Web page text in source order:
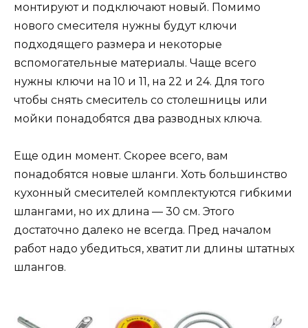
монтируют и подключают новый. Помимо
нового смесителя нужны будут ключи
подходящего размера и некоторые
вспомогательные материалы. Чаще всего
нужны ключи на 10 и 11, на 22 и 24. Для того
чтобы снять смеситель со столешницы или
мойки понадобятся два разводных ключа.
Еще один момент. Скорее всего, вам
понадобятся новые шланги. Хоть большинство
кухонный смесителей комплектуются гибкими
шлангами, но их длина — 30 см. Этого
достаточно далеко не всегда. Пред началом
работ надо убедиться, хватит ли длины штатных
шлангов.